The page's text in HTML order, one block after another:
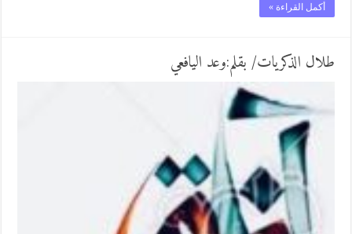
أكمل القراءة »
طلال الذكريات/ بقلم:وعد اليافعي